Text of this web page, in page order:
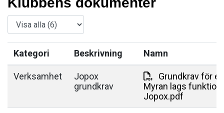
Kategori Beskrivning Namn
Verksamhet
Jopox
grundkrav
Grundkrav för en
Myran lags
Jopox.pdf